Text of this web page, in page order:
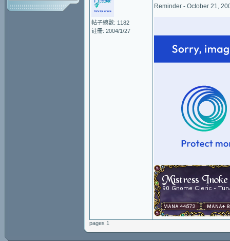
帖子總數: 1182
註冊: 2004/1/27
Reminder - October 21,
pages 1